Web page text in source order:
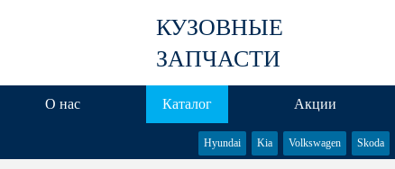
КУЗОВНЫЕ
ЗАПЧАСТИ
О нас Каталог Акции
Hyundai Kia Volkswagen Skoda